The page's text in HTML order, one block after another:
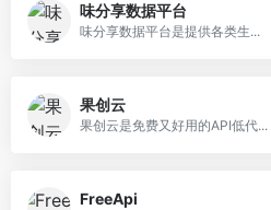
味分享数据平台
味分享数据平台是提供各类生...
果创云
果创云是免费又好用的API低代...
FreeApi